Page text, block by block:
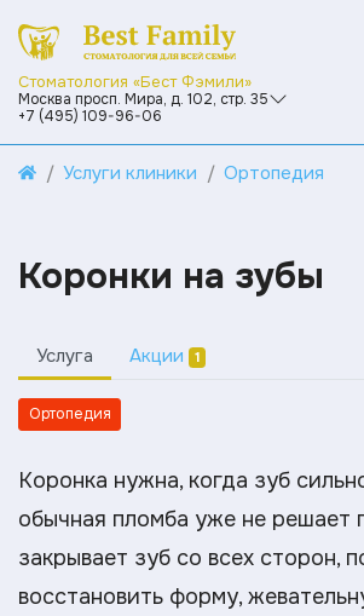
Стоматология «Бест Фэмили»
Москва просп. Мира, д. 102, стр. 35
+7 (495) 109-96-06
Услуги клиники Ортопедия
Коронки на зубы
Услуга Акции 1
Ортопедия
Коронка нужна, когда зуб
обычная пломба уже не решает
закрывает зуб со всех сторон,
восстановить форму,